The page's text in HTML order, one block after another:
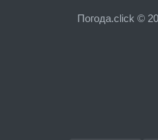
Погода.click ©